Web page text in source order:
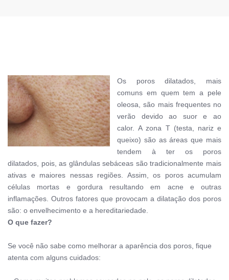
Os poros dilatados, mais
comuns em quem tem a pele
oleosa, são mais frequentes no
verão devido ao suor e ao
calor. A zona T (testa, nariz e
queixo) são as áreas que mais
tendem à ter os poros
dilatados, pois,as glândulas sebáceas são tradicionalmente mais
ativas e maiores nessas regiões. Assim, os poros acumulam
células mortas e gordura resultando em acne e outras
inflamações. Outros fatores que provocam a dilatação dos poros
são: o envelhecimento e a hereditariedade.
O que fazer?
Se você não sabe como melhorar a aparência dos poros, fique
atenta com alguns cuidados: